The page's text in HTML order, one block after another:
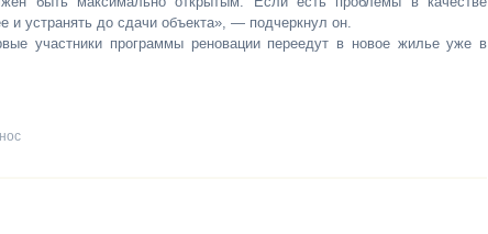
и устранять до сдачи объекта», — подчеркнул он.
участники программы реновации переедут в новое жилье уже в